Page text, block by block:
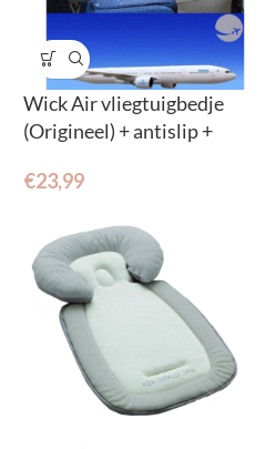
Wick Air vliegtuigbedje
(Origineel) + antislip +
€23,99